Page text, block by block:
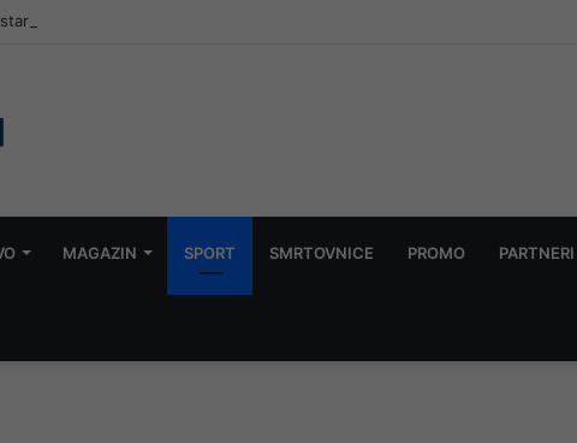
podnijelo nove krivične prijave: Sumnjaju na lažno predstavljanje sindikata
MAGAZIN SPORT SMRTOVNICE PROMO PARTNERI